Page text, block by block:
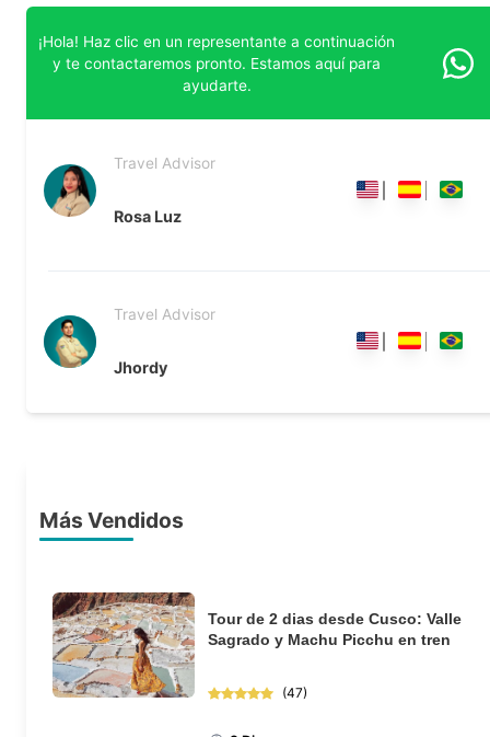
¡Hola! Haz clic en un representante a continuación
y te contactaremos pronto. Estamos aquí para
ayudarte.
Travel Advisor
Rosa Luz
Travel Advisor
Jhordy
Más Vendidos
Tour de 2 dias desde Cusco: Valle
Sagrado y Machu Picchu en tren
(47)